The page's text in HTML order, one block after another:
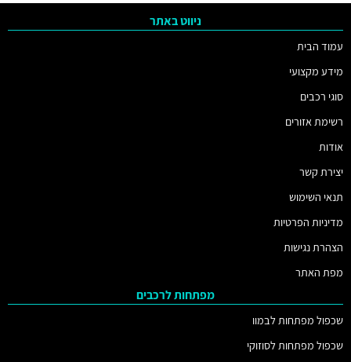
ניווט באתר
עמוד הבית
מידע מקצועי
סוגי רכבים
רשימת אזורים
אודות
יצירת קשר
תנאי השימוש
מדיניות הפרטיות
הצהרת נגישות
מפת האתר
מפתחות לרכבים
שכפול מפתחות לבמוו
שכפול מפתחות לסוזוקי